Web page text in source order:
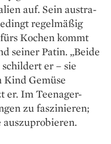
auf. Sein austra­
regelmäßig
Kochen kommt
seiner Patin. „Beide
er – sie
Kind Gemüse
er. Im Teenager-
zu faszinieren;
auszuprobieren.